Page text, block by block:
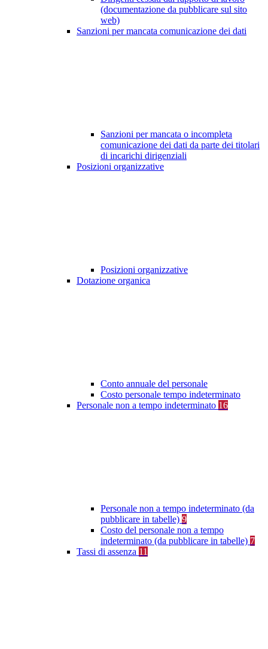
(documentazione da pubblicare sul sito
web)
Sanzioni per mancata comunicazione dei dati
Sanzioni per mancata o incompleta
comunicazione dei dati da parte dei titolari
di incarichi dirigenziali
Posizioni organizzative
Posizioni organizzative
Dotazione organica
Conto annuale del personale
Costo personale tempo indeterminato
Personale non a tempo indeterminato 16
Personale non a tempo indeterminato (da
pubblicare in tabelle) 9
Costo del personale non a tempo
indeterminato (da pubblicare in tabelle) 7
Tassi di assenza 11